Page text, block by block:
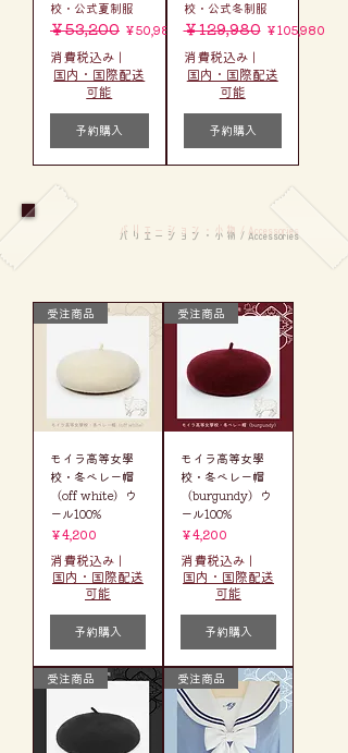
校・公式夏制服
通常価格
￥53,200 セール価格
￥50,980
消費税込み |
国内・国際配送
可能
予約購入
校・公式冬制服
通常価格
￥129,980 セール価格
￥105,980
消費税込み |
国内・国際配送
可能
予約購入
​バリエーション・小物 / Accessories
受注商品
モイラ高等女學
校・冬ベレー帽
（off white）ウ
ール100%
価格
￥4,200
消費税込み |
国内・国際配送
可能
予約購入
受注商品
モイラ高等女學
校・冬ベレー帽
（burgundy）ウ
ール100%
価格
￥4,200
消費税込み |
国内・国際配送
可能
予約購入
受注商品 受注商品